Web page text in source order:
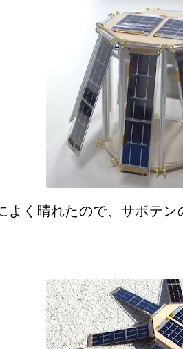
によく晴れたので、サボテ